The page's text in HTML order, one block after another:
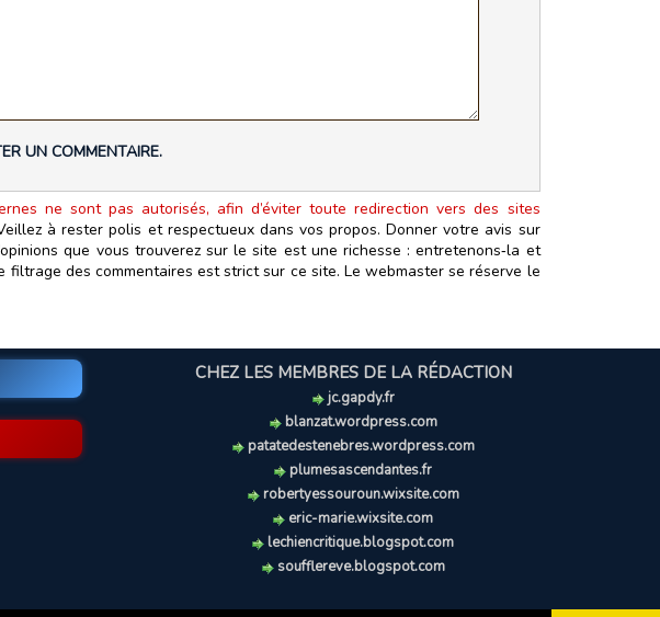
UN COMMENTAIRE.
ne sont pas autorisés, afin d’éviter toute redirection vers des sites
à rester polis et respectueux dans vos propos. Donner votre avis sur
que vous trouverez sur le site est une richesse : entretenons‑la et
filtrage des commentaires est strict sur ce site. Le webmaster se réserve le
CHEZ LES MEMBRES DE LA RÉDACTION
jc.gapdy.fr
blanzat.wordpress.com
patatedestenebres.wordpress.com
plumesascendantes.fr
robertyessouroun.wixsite.com
eric-marie.wixsite.com
lechiencritique.blogspot.com
soufflereve.blogspot.com